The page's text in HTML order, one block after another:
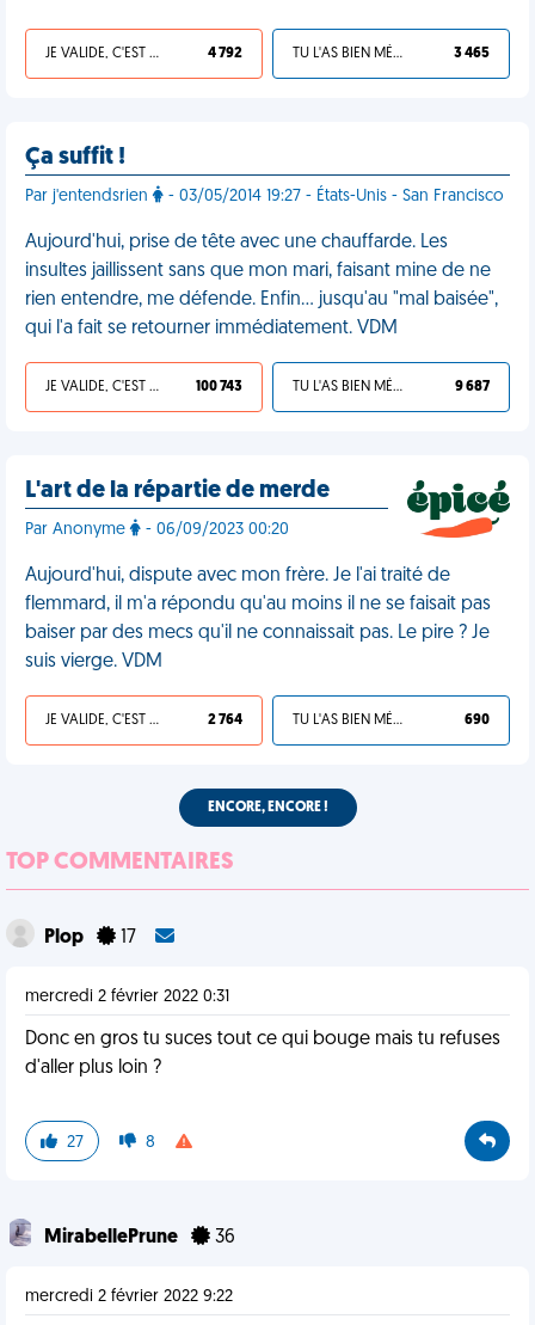
JE VALIDE, C'EST UNE VDM 4 792 TU L'AS BIEN MÉRITÉ 3 465
Ça suffit !
Par j'entendsrien - 03/05/2014 19:27 - États-Unis - San Francisco
Aujourd'hui, prise de tête avec une chauffarde. Les
insultes jaillissent sans que mon mari, faisant mine de ne
rien entendre, me défende. Enfin… jusqu'au "mal baisée",
qui l'a fait se retourner immédiatement. VDM
JE VALIDE, C'EST UNE VDM 100 743 TU L'AS BIEN MÉRITÉ 9 687
L'art de la répartie de merde
Par Anonyme - 06/09/2023 00:20
Aujourd'hui, dispute avec mon frère. Je l'ai traité de
flemmard, il m'a répondu qu'au moins il ne se faisait pas
baiser par des mecs qu'il ne connaissait pas. Le pire ? Je
suis vierge. VDM
JE VALIDE, C'EST UNE VDM 2 764 TU L'AS BIEN MÉRITÉ 690
ENCORE, ENCORE !
TOP COMMENTAIRES
Plop 17
mercredi 2 février 2022 0:31
Donc en gros tu suces tout ce qui bouge mais tu refuses
d'aller plus loin ?
27 8
MirabellePrune 36
mercredi 2 février 2022 9:22